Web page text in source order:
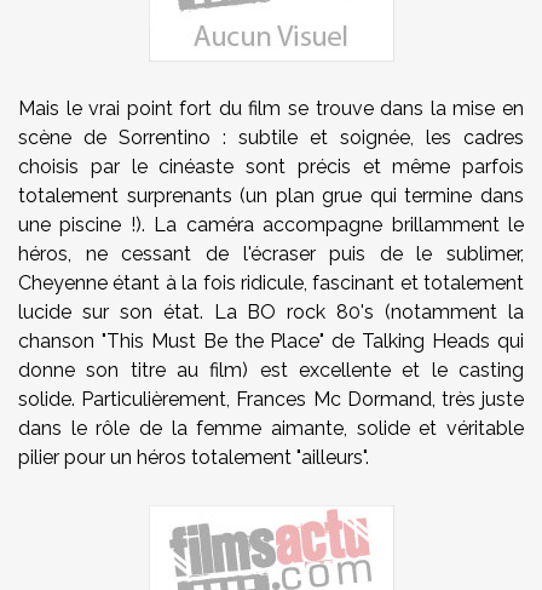
Mais le vrai point fort du film se trouve dans la mise en
scène de Sorrentino : subtile et soignée, les cadres
choisis par le cinéaste sont précis et même parfois
totalement surprenants (un plan grue qui termine dans
une piscine !). La caméra accompagne brillamment le
héros, ne cessant de l'écraser puis de le sublimer,
Cheyenne étant à la fois ridicule, fascinant et totalement
lucide sur son état. La BO rock 80's (notamment la
chanson "This Must Be the Place" de Talking Heads qui
donne son titre au film) est excellente et le casting
solide. Particulièrement, Frances Mc Dormand, très juste
dans le rôle de la femme aimante, solide et véritable
pilier pour un héros totalement "ailleurs".